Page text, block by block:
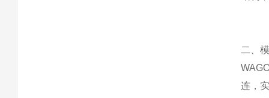
二、
连，